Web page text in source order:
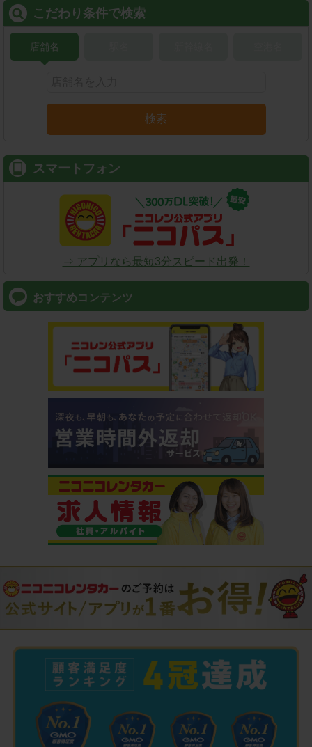
こだわり条件で検索
店舗名
検索
スマートフォン
⇒ アプリなら最短3分スピード出発！
おすすめコンテンツ